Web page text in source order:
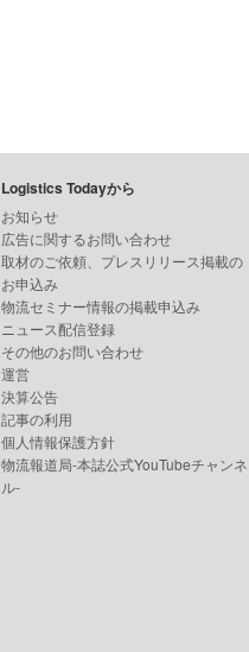
Logistics Todayから
お知らせ
広告に関するお問い合わせ
取材のご依頼、プレスリリース掲載の
お申込み
物流セミナー情報の掲載申込み
ニュース配信登録
その他のお問い合わせ
運営
決算公告
記事の利用
個人情報保護方針
物流報道局-本誌公式YouTubeチャンネ
ル-